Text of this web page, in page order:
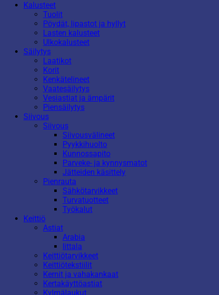
Kalusteet
Tuolit
Pöydät, lipastot ja hyllyt
Lasten kalusteet
Ulkokalusteet
Säilytys
Laatikot
Korit
Kenkätelineet
Vaatesäilytys
Vesiastiat ja ämpärit
Piensäilytys
Siivous
Siivous
Siivousvälineet
Pyykkihuolto
Kunnossapito
Parveke- ja kynnysmatot
Jätteiden käsittely
Pienrauta
Sähkötarvikkeet
Turvatuotteet
Työkalut
Keittiö
Astiat
Arabia
Iittala
Keittiötarvikkeet
Keittiötekstiilit
Kernit ja vahakankaat
Kertakäyttöastiat
Kylmälaukut